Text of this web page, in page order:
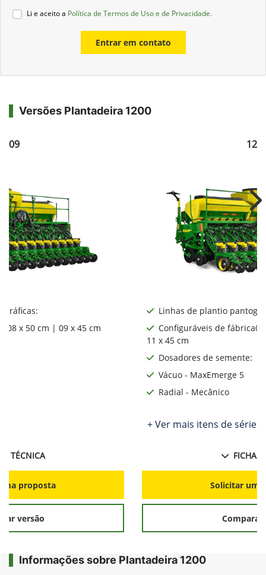
Li e aceito a Política de Termos de Uso e de Privacidade.
Entrar em contato
Versões Plantadeira 1200
x 50 cm | 09 x 45 cm
TÉCNICA
proposta
versão
Linhas de plantio
Configuráveis de
11 x 45 cm
Dosadores de semente:
Vácuo - MaxEmerge 5
Radial - Mecânico
+ Ver mais itens de série
FICHA
Solicitar
Comparar
Informações sobre Plantadeira 1200